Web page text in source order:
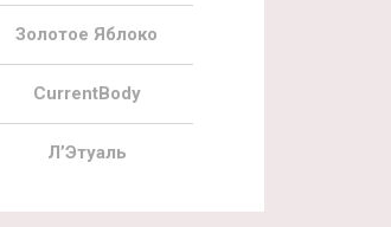
Золотое Яблоко
CurrentBody
Л’Этуаль